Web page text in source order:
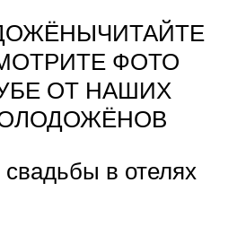
ФОТО
ОТ НАШИХ
в отелях